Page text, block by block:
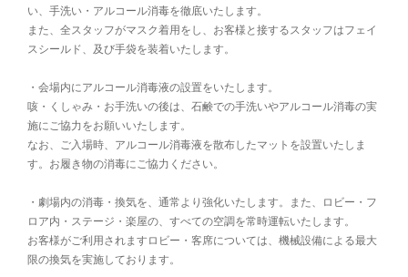
い、手洗い・アルコール消毒を徹底いたします。
また、全スタッフがマスク着用をし、お客様と接するスタッフはフェイ
スシールド、及び手袋を装着いたします。
・会場内にアルコール消毒液の設置をいたします。
咳・くしゃみ・お手洗いの後は、石鹸での手洗いやアルコール消毒の実
施にご協力をお願いいたします。
なお、ご入場時、アルコール消毒液を散布したマットを設置いたしま
す。お履き物の消毒にご協力ください。
・劇場内の消毒・換気を、通常より強化いたします。また、ロビー・フ
ロア内・ステージ・楽屋の、すべての空調を常時運転いたします。
お客様がご利用されますロビー・客席については、機械設備による最大
限の換気を実施しております。